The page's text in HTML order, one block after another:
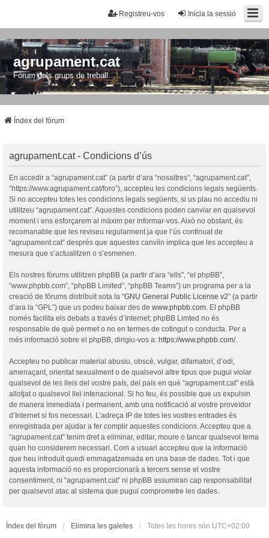
Inicia la sessió
Registreu-vos
agrupament.cat
Fòrum dels grups de treball
Índex del fòrum
agrupament.cat - Condicions d’ús
En accedir a “agrupament.cat” (a partir d’ara “nosaltres”, “agrupament.cat”,
“https://www.agrupament.cat/foro”), accepteu les condicions legals següents.
Si no accepteu totes les condicions legals següents, si us plau no accediu ni
utilitzeu “agrupament.cat”. Aquestes condicions poden canviar en qualsevol
moment i ens esforçarem al màxim per informar-vos. Això no obstant, és
recomanable que les reviseu regularment ja que l’ús continuat de
“agrupament.cat” després que aquestes canvïin implica que les accepteu a
mesura que s’actualitzen o s’esmenen.
Els nostres fòrums utilitzen phpBB (a partir d’ara “ells”, “el phpBB”,
“www.phpbb.com”, “phpBB Limited”, “phpBB Teams”) un programa per a la
creació de fòrums distribuït sota la “GNU General Public License v2” (a partir
d’ara la “GPL”) que us podeu baixar des de www.phpbb.com . El phpBB
només facilita els debats a través d’Internet; phpBB Limted no és
responsable de què permet o no en termes de cotingut o conducta. Per a
més informació sobre el phpBB, dirigiu-vos a: https://www.phpbb.com/.
Accepteu no publicar material abusiu, obscè, vulgar, difamatori, d’odi,
amenaçant, orientat sexualment o de qualsevol altre tipus que pugui violar
qualsevol de les lleis del vostre país, del país en què “agrupament.cat” està
allotjat o qualsevol llei intenacional. Si ho feu, és possible que us expulsin
de manera immediata i permanent, amb una notificació al vostre proveïdor
d’Internet si fos necessari. L’adreça IP de totes les vostres entrades és
enregistrada per ajudar a fer complir aquestes condicions. Accepteu que a
“agrupament.cat” tenim dret a eliminar, editar, moure o tancar qualsevol tema
quan ho considerem necessari. Com a usuari accepteu que la informació
que heu introduït quedi emmagatzemada en una base de dades. Tot i que
aquesta informació no es proporcionarà a tercers sense el vostre
consentiment, ni “agrupament.cat” ni phpBB assumiran cap responsabilitat
per qualsevol atac al sistema que pugui comprometre les dades.
Índex del fòrum Elimina les galetes Totes les hores són UTC+02:00